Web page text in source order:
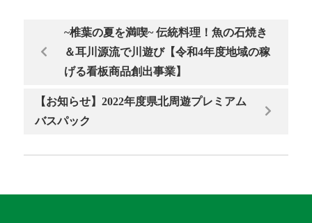
~椎葉の夏を満喫~ 伝統料理！魚の石焼き
＆耳川源流で川遊び【令和4年度地域の稼
げる看板商品創出事業】
【お知らせ】2022年度県北周遊プレミアム
バスパック